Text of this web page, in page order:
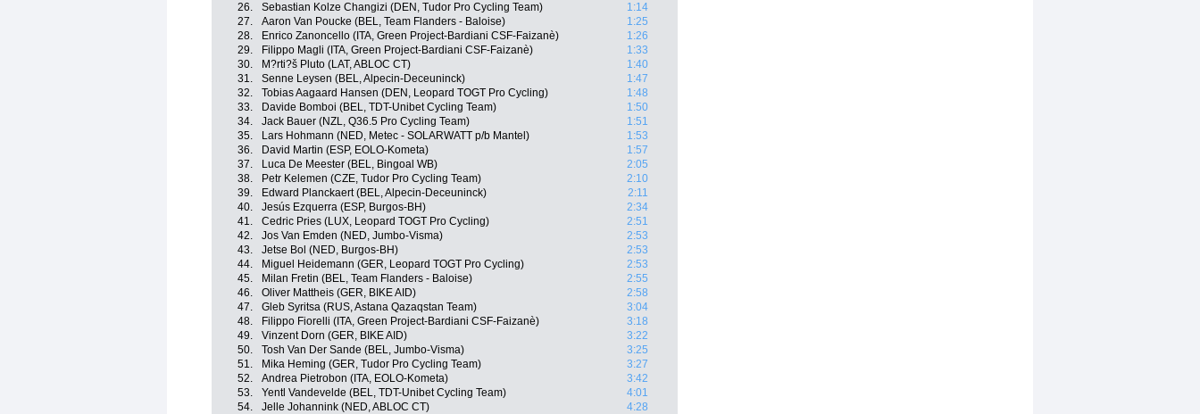
26.
Sebastian Kolze Changizi (DEN, Tudor Pro Cycling Team)
1:14
27.
Aaron Van Poucke (BEL, Team Flanders - Baloise)
1:25
28.
Enrico Zanoncello (ITA, Green Project-Bardiani CSF-Faizanè)
1:26
29.
Filippo Magli (ITA, Green Project-Bardiani CSF-Faizanè)
1:33
30.
M?rti?š Pluto (LAT, ABLOC CT)
1:40
31.
Senne Leysen (BEL, Alpecin-Deceuninck)
1:47
32.
Tobias Aagaard Hansen (DEN, Leopard TOGT Pro Cycling)
1:48
33.
Davide Bomboi (BEL, TDT-Unibet Cycling Team)
1:50
34.
Jack Bauer (NZL, Q36.5 Pro Cycling Team)
1:51
35.
Lars Hohmann (NED, Metec - SOLARWATT p/b Mantel)
1:53
36.
David Martin (ESP, EOLO-Kometa)
1:57
37.
Luca De Meester (BEL, Bingoal WB)
2:05
38.
Petr Kelemen (CZE, Tudor Pro Cycling Team)
2:10
39.
Edward Planckaert (BEL, Alpecin-Deceuninck)
2:11
40.
Jesús Ezquerra (ESP, Burgos-BH)
2:34
41.
Cedric Pries (LUX, Leopard TOGT Pro Cycling)
2:51
42.
Jos Van Emden (NED, Jumbo-Visma)
2:53
43.
Jetse Bol (NED, Burgos-BH)
2:53
44.
Miguel Heidemann (GER, Leopard TOGT Pro Cycling)
2:53
45.
Milan Fretin (BEL, Team Flanders - Baloise)
2:55
46.
Oliver Mattheis (GER, BIKE AID)
2:58
47.
Gleb Syritsa (RUS, Astana Qazaqstan Team)
3:04
48.
Filippo Fiorelli (ITA, Green Project-Bardiani CSF-Faizanè)
3:18
49.
Vinzent Dorn (GER, BIKE AID)
3:22
50.
Tosh Van Der Sande (BEL, Jumbo-Visma)
3:25
51.
Mika Heming (GER, Tudor Pro Cycling Team)
3:27
52.
Andrea Pietrobon (ITA, EOLO-Kometa)
3:42
53.
Yentl Vandevelde (BEL, TDT-Unibet Cycling Team)
4:01
54.
Jelle Johannink (NED, ABLOC CT)
4:28